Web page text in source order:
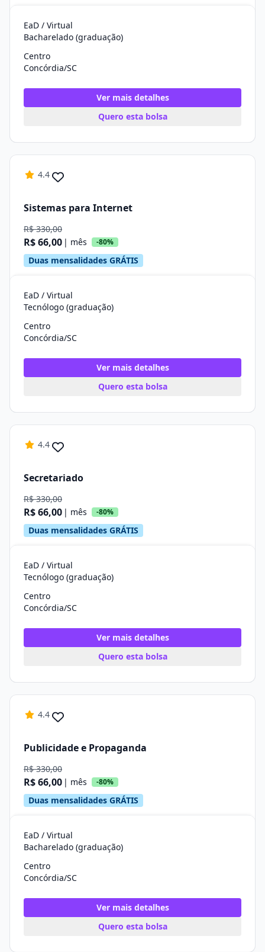
EaD / Virtual
Bacharelado (graduação)
Centro
Concórdia/SC
Ver mais detalhes
Quero esta bolsa
4.4
Sistemas para Internet
R$ 330,00
R$ 66,00 | mês -80%
Duas mensalidades GRÁTIS
EaD / Virtual
Tecnólogo (graduação)
Centro
Concórdia/SC
Ver mais detalhes
Quero esta bolsa
4.4
Secretariado
R$ 330,00
R$ 66,00 | mês -80%
Duas mensalidades GRÁTIS
EaD / Virtual
Tecnólogo (graduação)
Centro
Concórdia/SC
Ver mais detalhes
Quero esta bolsa
4.4
Publicidade e Propaganda
R$ 330,00
R$ 66,00 | mês -80%
Duas mensalidades GRÁTIS
EaD / Virtual
Bacharelado (graduação)
Centro
Concórdia/SC
Ver mais detalhes
Quero esta bolsa